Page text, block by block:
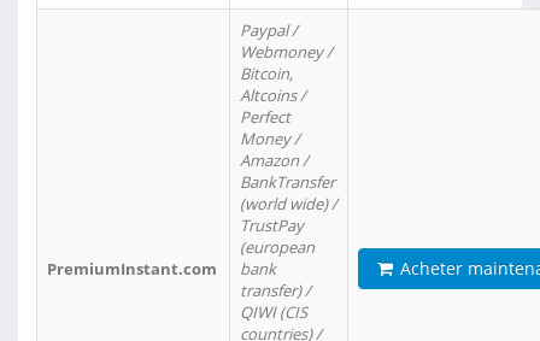
PremiumInstant.com
Paypal /
Webmoney /
Bitcoin,
Altcoins /
Perfect
Money /
Amazon /
BankTransfer
(world wide) /
TrustPay
(european
bank
transfer) /
QIWI (CIS
countries) /
Acheter